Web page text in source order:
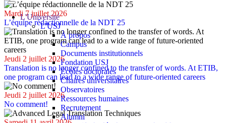
L'Université
L'USJ
À propos
Campus
Documents institutionnels
Fondation USJ
Écoles doctorales
Chaires universitaires
Observatoires
Ressources humaines
Recrutement
Alumni
Mardi 7 juillet 2026
L’équipe rédactionnelle de la NDT 25
Jeudi 2 juillet 2026
Translation is no longer confined to the transfer of words. At ETIB,
one program can lead to a wide range of future-oriented careers
Jeudi 2 juillet 2026
No comment!